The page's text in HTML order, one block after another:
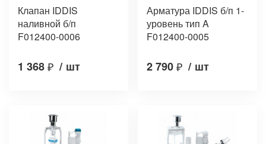
Клапан IDDIS
наливной б/п
F012400-0006
1 368₽ / шт
Арматура IDDIS б/п 1-
уровень тип A
F012400-0005
2 790₽ / шт